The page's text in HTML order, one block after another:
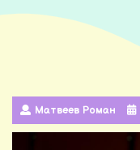
Матвеев Роман